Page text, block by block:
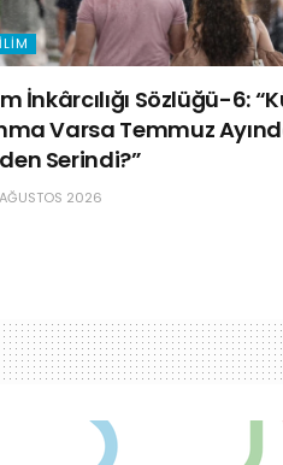
İnkârcılığı Sözlüğü-6:
Varsa Temmuz
Serindi?”
2026